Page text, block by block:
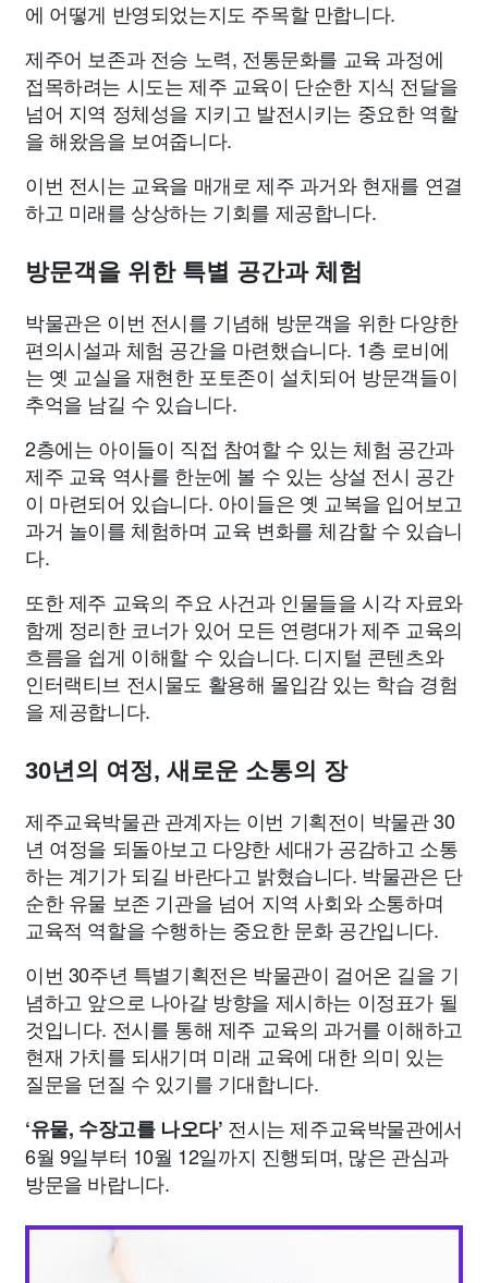
에 어떻게 반영되었는지도 주목할 만합니다.
제주어 보존과 전승 노력, 전통문화를 교육 과정에
접목하려는 시도는 제주 교육이 단순한 지식 전달을
넘어 지역 정체성을 지키고 발전시키는 중요한 역할
을 해왔음을 보여줍니다.
이번 전시는 교육을 매개로 제주 과거와 현재를 연결
하고 미래를 상상하는 기회를 제공합니다.
방문객을 위한 특별 공간과 체험
박물관은 이번 전시를 기념해 방문객을 위한 다양한
편의시설과 체험 공간을 마련했습니다. 1층 로비에
는 옛 교실을 재현한 포토존이 설치되어 방문객들이
추억을 남길 수 있습니다.
2층에는 아이들이 직접 참여할 수 있는 체험 공간과
제주 교육 역사를 한눈에 볼 수 있는 상설 전시 공간
이 마련되어 있습니다. 아이들은 옛 교복을 입어보고
과거 놀이를 체험하며 교육 변화를 체감할 수 있습니
다.
또한 제주 교육의 주요 사건과 인물들을 시각 자료와
함께 정리한 코너가 있어 모든 연령대가 제주 교육의
흐름을 쉽게 이해할 수 있습니다. 디지털 콘텐츠와
인터랙티브 전시물도 활용해 몰입감 있는 학습 경험
을 제공합니다.
30년의 여정, 새로운 소통의 장
제주교육박물관 관계자는 이번 기획전이 박물관 30
년 여정을 되돌아보고 다양한 세대가 공감하고 소통
하는 계기가 되길 바란다고 밝혔습니다. 박물관은 단
순한 유물 보존 기관을 넘어 지역 사회와 소통하며
교육적 역할을 수행하는 중요한 문화 공간입니다.
이번 30주년 특별기획전은 박물관이 걸어온 길을 기
념하고 앞으로 나아갈 방향을 제시하는 이정표가 될
것입니다. 전시를 통해 제주 교육의 과거를 이해하고
현재 가치를 되새기며 미래 교육에 대한 의미 있는
질문을 던질 수 있기를 기대합니다.
‘유물, 수장고를 나오다’ 전시는 제주교육박물관에서
6월 9일부터 10월 12일까지 진행되며, 많은 관심과
방문을 바랍니다.